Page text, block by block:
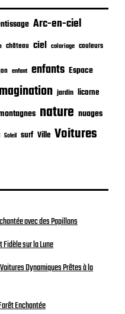
Arc-en-ciel
château ciel coloriage couleurs
enfant enfants Espace
jardin licorne
nature nuages
Soleil surf Ville Voitures
avec des Papillons
Fidèle sur la Lune
Dynamiques Prêtes à la
Enchantée